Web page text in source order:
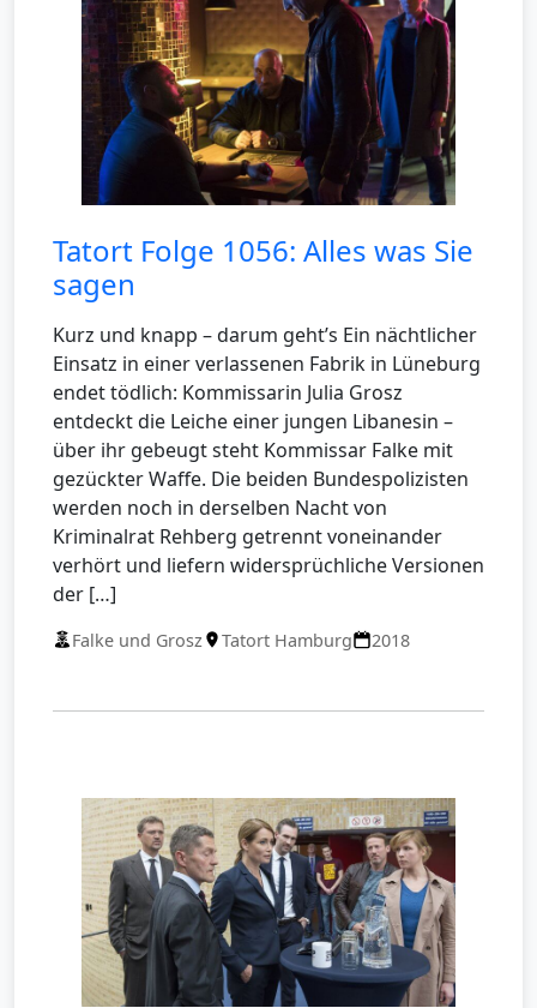
Tatort Folge 1056: Alles was Sie
sagen
Kurz und knapp – darum geht’s Ein nächtlicher
Einsatz in einer verlassenen Fabrik in Lüneburg
endet tödlich: Kommissarin Julia Grosz
entdeckt die Leiche einer jungen Libanesin –
über ihr gebeugt steht Kommissar Falke mit
gezückter Waffe. Die beiden Bundespolizisten
werden noch in derselben Nacht von
Kriminalrat Rehberg getrennt voneinander
verhört und liefern widersprüchliche Versionen
der […]
Falke und Grosz Tatort Hamburg 2018